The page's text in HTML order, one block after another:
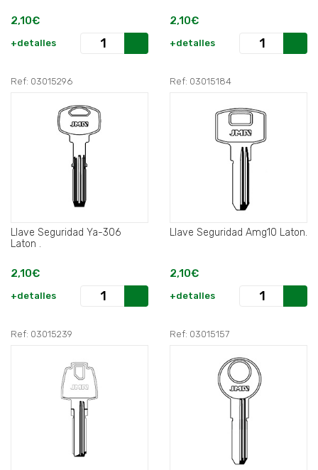
2,10€
+detalles
2,10€
+detalles
Ref: 03015296
Llave Seguridad Ya-306
Laton .
2,10€
+detalles
Ref: 03015184
Llave Seguridad Amg10 Laton.
2,10€
+detalles
Ref: 03015239 Ref: 03015157